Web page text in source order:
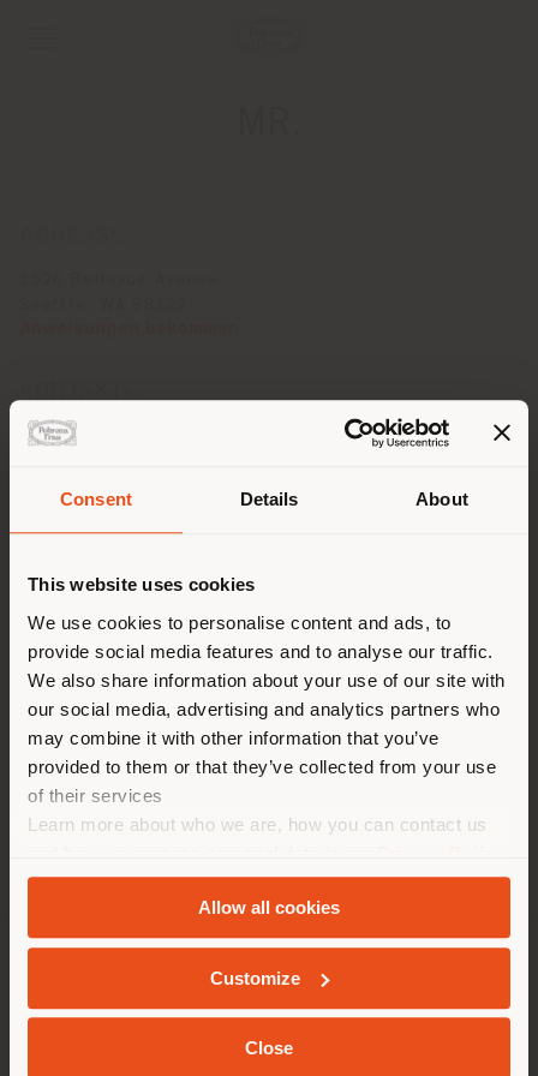
Consent Details About
This website uses cookies
We use cookies to personalise content and ads, to
provide social media features and to analyse our traffic.
We also share information about your use of our site with
our social media, advertising and analytics partners who
may combine it with other information that you’ve
provided to them or that they’ve collected from your use
of their services
Learn more about who we are, how you can contact us
andCookie Policy.
Allow all cookies
Customize
Close
Telefon +1 206 622 1608
EINEN TERMIN ANFRAGEN
Montag Geschlossen
Mittwoch 9:00 5:30
Donnerstag 9:00 5:30
Freitag 9:00 5:30
Samstag 9:30 6:00
Sonntag Geschlossen
Sie browsen in einem anderen
Land als Ihrem Standort. Wir
empfehlen Ihnen, sich richtig
zu orientieren, um Einkäufe
tätigen zu können. (us)
GEOLOKALISIERT
PRODUKTLINIEN